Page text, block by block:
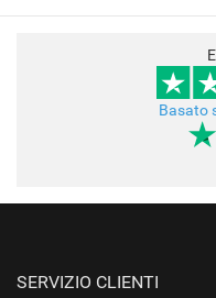
Basato
SERVIZIO CLIENTI